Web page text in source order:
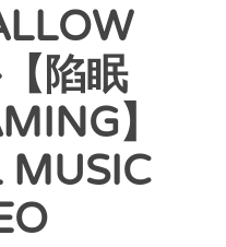
陷眠
】
MUSIC